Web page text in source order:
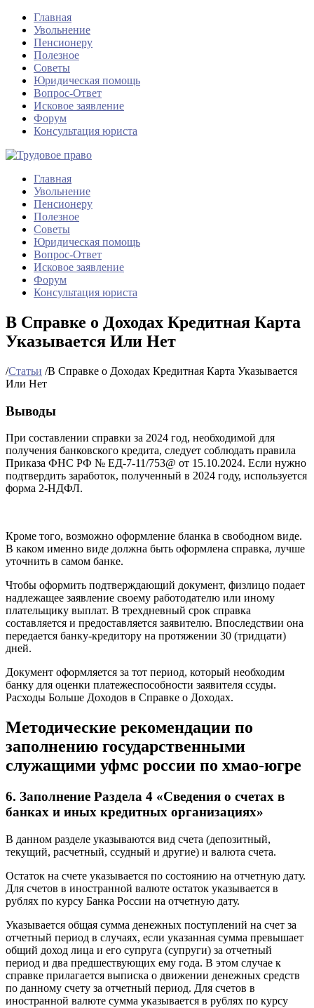
Главная
Увольнение
Пенсионеру
Полезное
Советы
Юридическая помощь
Вопрос-Ответ
Исковое заявление
Форум
Консультация юриста
Главная
Увольнение
Пенсионеру
Полезное
Советы
Юридическая помощь
Вопрос-Ответ
Исковое заявление
Форум
Консультация юриста
В Справке о Доходах Кредитная Карта
Указывается Или Нет
/Статьи /В Справке о Доходах Кредитная Карта Указывается
Или Нет
Выводы
При составлении справки за 2024 год, необходимой для
получения банковского кредита, следует соблюдать правила
Приказа ФНС РФ № ЕД-7-11/753@ от 15.10.2024. Если нужно
подтвердить заработок, полученный в 2024 году, используется
форма 2-НДФЛ.
Кроме того, возможно оформление бланка в свободном виде.
В каком именно виде должна быть оформлена справка, лучше
уточнить в самом банке.
Чтобы оформить подтверждающий документ, физлицо подает
надлежащее заявление своему работодателю или иному
плательщику выплат. В трехдневный срок справка
составляется и предоставляется заявителю. Впоследствии она
передается банку-кредитору на протяжении 30 (тридцати)
дней.
Документ оформляется за тот период, который необходим
банку для оценки платежеспособности заявителя ссуды.
Расходы Больше Доходов в Справке о Доходах.
Методические рекомендации по
заполнению государственными
служащими уфмс россии по хмао-югре
6. Заполнение Раздела 4 «Сведения о счетах в
банках и иных кредитных организациях»
В данном разделе указываются вид счета (депозитный,
текущий, расчетный, ссудный и другие) и валюта счета.
Остаток на счете указывается по состоянию на отчетную дату.
Для счетов в иностранной валюте остаток указывается в
рублях по курсу Банка России на отчетную дату.
Указывается общая сумма денежных поступлений на счет за
отчетный период в случаях, если указанная сумма превышает
общий доход лица и его супруга (супруги) за отчетный
период и два предшествующих ему года. В этом случае к
справке прилагается выписка о движении денежных средств
по данному счету за отчетный период. Для счетов в
иностранной валюте сумма указывается в рублях по курсу